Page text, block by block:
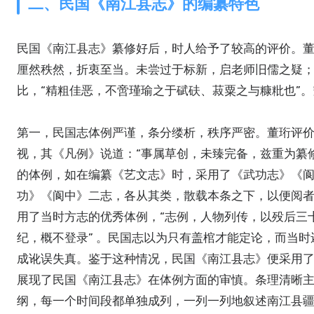
二、民国《南江县志》的编纂特色
民国《南江县志》纂修好后，时人给予了较高的评价。
厘然秩然，折衷至当。未尝过于标新，启老师旧儒之疑
比，“精粗佳恶，不啻瑾瑜之于碔砆、菽粟之与糠粃也”
第一，民国志体例严谨，条分缕析，秩序严密。董珩评
视，其《凡例》说道：“事属草创，未臻完备，兹重为
的体例，如在编纂《艺文志》时，采用了《武功志》《
功》《阆中》二志，各从其类，散载本条之下，以便阅
用了当时方志的优秀体例，“志例，人物列传，以殁后
纪，概不登录” 。民国志以为只有盖棺才能定论，而当
成讹误失真。鉴于这种情况，民国《南江县志》便采用
展现了民国《南江县志》在体例方面的审慎。条理清晰
纲，每一个时间段都单独成列，一列一列地叙述南江县